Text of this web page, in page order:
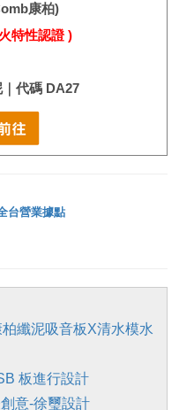
康柏)
特性認證 )
代碼 DA27
台營業據點
纖泥吸音板X清水模水
板進行設計
意-徐璽設計